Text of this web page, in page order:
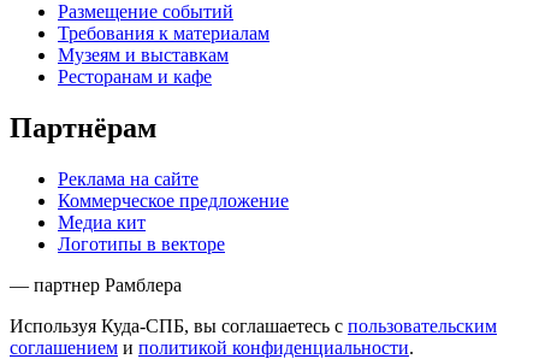
Размещение событий
Требования к материалам
Музеям и выставкам
Ресторанам и кафе
Партнёрам
Реклама на сайте
Коммерческое предложение
Медиа кит
Логотипы в векторе
— партнер Рамблера
Используя Куда-СПБ, вы соглашаетесь с пользовательским
соглашением и политикой конфиденциальности.